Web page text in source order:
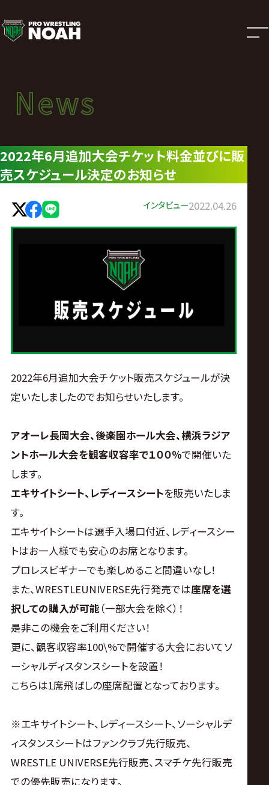
ニ
ュ
ー
ス
|
プ
ロ
ン
グ・
ア
公
式
サ
イ
ト
News
ニュース
News
2022年6月追加大会チケット料金並びに販
売スケジュール決定のお知らせ
インタビュー2022.04.26
2022年6月追加大会チケット販売スケジュールが決
定いたしましたのでお知らせいたします。
アオーレ長岡大会、後楽園ホール大会、横浜ラジア
ントホール大会を観客収容率で１００％で開催いた
します。
エキサイトシート、レディースシートを販売いたしま
す。
エキサイトシートは選手入場口付近、レディースシー
トはお一人様でも安心のお席となります。
プロレスビギナーでも楽しめること間違いなし！
また、WRESTLEUNIVERSE先行発売では座席を選
択しての購入が可能（一部大会を除く）！
是非この機会をご利用ください！
更に、観客収容率100\%で開催する大会においてソ
ーシャルディスタンスシートを設置！
こちらは1席飛ばしの座席配置となっております。
※エキサイトシート、レディースシート、ソーシャルデ
ィスタンスシートはファンクラブ先行販売、
WRESTLE UNIVERSE先行販売、スマチケ先行販売
での優先販売になります。